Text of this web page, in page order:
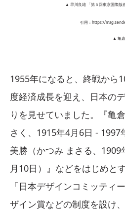
▲ 早川良雄 「第５回東京国際版
引用：https://
▲ 亀
1955年になると、終戦から
度経済成長を迎え、日本の
りを見せていました。『亀
さく、1915年4月6日 - 1997
美勝（かつみ まさる、1909
月10日）』などをはじめと
「日本デザインコミッティ
ザイン賞などの制度を設け